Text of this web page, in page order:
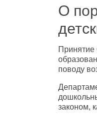
О
Принятие
поводу
законом,